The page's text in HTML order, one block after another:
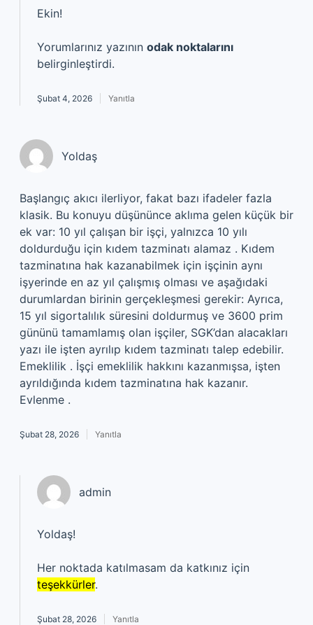
Ekin!
Yorumlarınız yazının odak noktalarını
belirginleştirdi.
Şubat 4, 2026 Yanıtla
Yoldaş
Başlangıç akıcı ilerliyor, fakat bazı ifadeler fazla
klasik. Bu konuyu düşününce aklıma gelen küçük bir
ek var: 10 yıl çalışan bir işçi, yalnızca 10 yılı
doldurduğu için kıdem tazminatı alamaz . Kıdem
tazminatına hak kazanabilmek için işçinin aynı
işyerinde en az yıl çalışmış olması ve aşağıdaki
durumlardan birinin gerçekleşmesi gerekir: Ayrıca,
15 yıl sigortalılık süresini doldurmuş ve 3600 prim
gününü tamamlamış olan işçiler, SGK’dan alacakları
yazı ile işten ayrılıp kıdem tazminatı talep edebilir.
Emeklilik . İşçi emeklilik hakkını kazanmışsa, işten
ayrıldığında kıdem tazminatına hak kazanır.
Evlenme .
Şubat 28, 2026 Yanıtla
admin
Yoldaş!
Her noktada katılmasam da katkınız için
teşekkürler.
Şubat 28, 2026 Yanıtla